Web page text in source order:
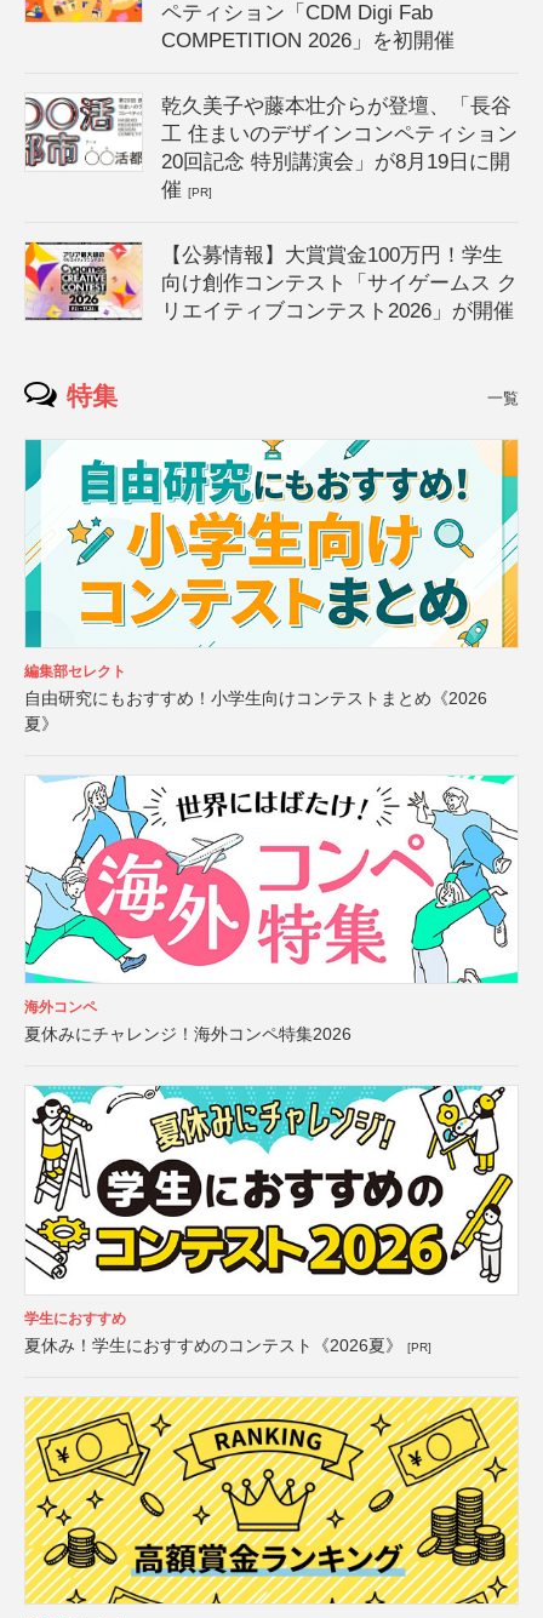
ペティション「CDM Digi Fab
COMPETITION 2026」を初開催
乾久美子や藤本壮介らが登壇、「長谷
工 住まいのデザインコンペティション
20回記念 特別講演会」が8月19日に開
催[PR]
【公募情報】大賞賞金100万円！学生
向け創作コンテスト「サイゲームス ク
リエイティブコンテスト2026」が開催
特集 一覧
編集部セレクト
自由研究にもおすすめ！小学生向けコンテストまとめ《2026
夏》
海外コンペ
夏休みにチャレンジ！海外コンペ特集2026
学生におすすめ
夏休み！学生におすすめのコンテスト《2026夏》 [PR]